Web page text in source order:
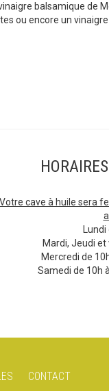
balsamique de
ou encore un
Votre cave à huile sera
Mardi, Jeudi
Mercredi de
Samedi de 10h
CONTACT